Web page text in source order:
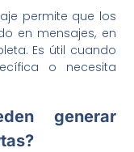
permite que los
en mensajes, en
Es útil cuando
o necesita
generar